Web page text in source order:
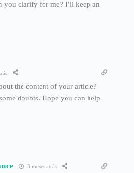
you clarify for me? I’ll keep an
the content of your article?
doubts. Hope you can help
3 meses atrás